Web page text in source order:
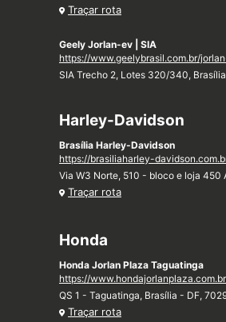
Traçar rota
Geely Jorlan-ev | SIA
https://www.geelybrasil.com.br/
SIA Trecho 2, Lotes 320/340,
Harley-Davidson
Brasília Harley-Davidson
https://brasiliaharley-
Via W3 Norte, 510 - bloco e loja 450
Traçar rota
Honda
Honda Jorlan Plaza Taguatinga
https://
QS 1 - Taguatinga, Brasília - DF,
Traçar rota